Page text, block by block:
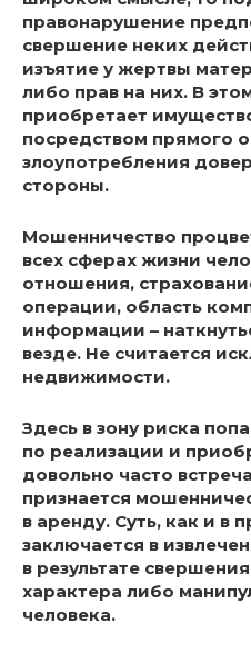
правонарушение
свершение неких
изъятие у жертвы
либо прав на них. В
приобретает
посредством прямого
злоупотребления
стороны.
Мошенничество
всех сферах жизни
отношения,
операции, область
информации –
везде. Не считается
недвижимости.
Здесь в зону риска
по реализации и
довольно часто
признается
в аренду. Суть, как и в
заключается в
в результате
характера либо
человека.